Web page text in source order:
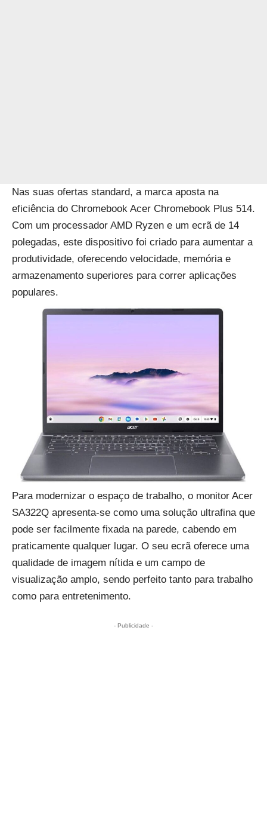
Nas suas ofertas standard, a marca aposta na
eficiência do Chromebook Acer Chromebook Plus 514.
Com um processador AMD Ryzen e um ecrã de 14
polegadas, este dispositivo foi criado para aumentar a
produtividade, oferecendo velocidade, memória e
armazenamento superiores para correr aplicações
populares.
Para modernizar o espaço de trabalho, o monitor Acer
SA322Q apresenta-se como uma solução ultrafina que
pode ser facilmente fixada na parede, cabendo em
praticamente qualquer lugar. O seu ecrã oferece uma
qualidade de imagem nítida e um campo de
visualização amplo, sendo perfeito tanto para trabalho
como para entretenimento.
- Publicidade -